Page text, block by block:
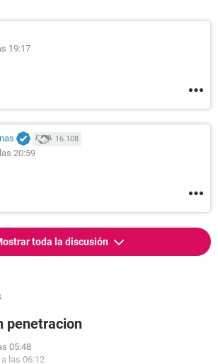
19:17
16.108
20:59
toda la discusión
penetracion
05:48
las 06:12